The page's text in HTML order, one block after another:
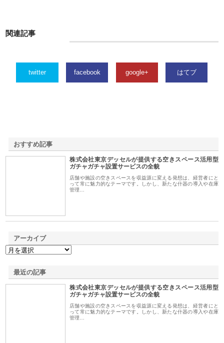
関連記事
twitter facebook google+ はてブ
おすすめ記事
株式会社東京デッセルが提供する空きスペース活用型
ガチャガチャ設置サービスの全貌
店舗や施設の空きスペースを収益源に変える発想は、経営者にと
って常に魅力的なテーマです。しかし、新たな什器の導入や在庫
管理…
アーカイブ
最近の記事
株式会社東京デッセルが提供する空きスペース活用型
ガチャガチャ設置サービスの全貌
店舗や施設の空きスペースを収益源に変える発想は、経営者にと
って常に魅力的なテーマです。しかし、新たな什器の導入や在庫
管理…